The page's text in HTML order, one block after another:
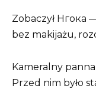
Zobaczył Нгока
bez makijażu,
Kameralny panna
Przed nim było